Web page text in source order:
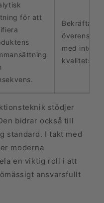
för att
Bekräftar
med interna
stödjer
bidrar också till
standard. I takt med
moderna
en viktig roll i att
ansvarsfullt